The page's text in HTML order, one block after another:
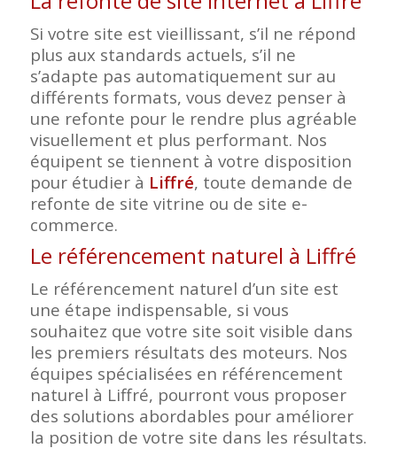
Si votre site est vieillissant, s’il ne répond
plus aux standards actuels, s’il ne
s’adapte pas automatiquement sur au
différents formats, vous devez penser à
une refonte pour le rendre plus agréable
visuellement et plus performant. Nos
équipent se tiennent à votre disposition
pour étudier à Liffré, toute demande de
refonte de site vitrine ou de site e-
commerce.
Le référencement naturel à Liffré
Le référencement naturel d’un site est
une étape indispensable, si vous
souhaitez que votre site soit visible dans
les premiers résultats des moteurs. Nos
équipes spécialisées en référencement
naturel à Liffré, pourront vous proposer
des solutions abordables pour améliorer
la position de votre site dans les résultats.